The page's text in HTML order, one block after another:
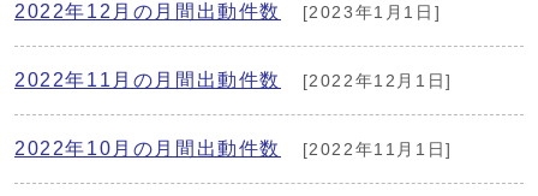
2022年12月の月間出動件数 [2023年1月1日]
2022年11月の月間出動件数 [2022年12月1日]
2022年10月の月間出動件数 [2022年11月1日]